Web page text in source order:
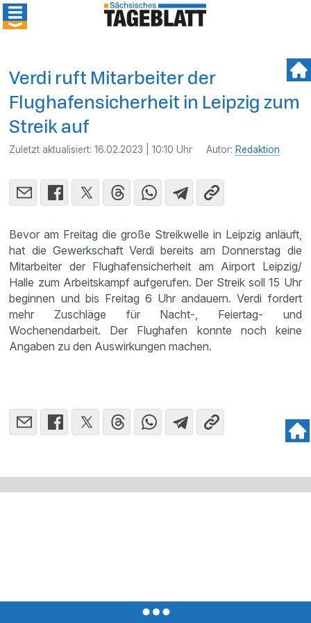
Verdi ruft Mitarbeiter der
Flughafensicherheit in Leipzig zum
Streik auf
Zuletzt aktualisiert:16.02.2023 | 10:10 Uhr Autor: Redaktion
Bevor am Freitag die große Streikwelle in Leipzig anläuft,
hat die Gewerkschaft Verdi bereits am Donnerstag die
Mitarbeiter der Flughafensicherheit am Airport Leipzig/
Halle zum Arbeitskampf aufgerufen. Der Streik soll 15 Uhr
beginnen und bis Freitag 6 Uhr andauern. Verdi fordert
mehr Zuschläge für Nacht-, Feiertag- und
Wochenendarbeit. Der Flughafen konnte noch keine
Angaben zu den Auswirkungen machen.